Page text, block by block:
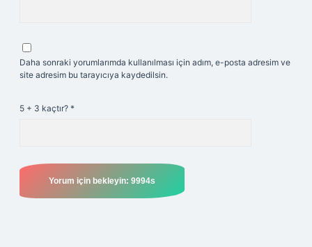
Daha sonraki yorumlarımda kullanılması için adım, e-posta adresim ve
site adresim bu tarayıcıya kaydedilsin.
5 + 3 kaçtır? *